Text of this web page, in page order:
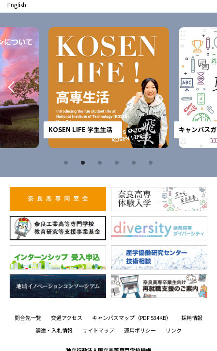
English
KOSEN LIFE 学生生活 キャンパス
問合先一覧 交通アクセス キャンパスマップ （PDF 534KB）
採用情報
調達・入札情報
サイトマップ 運用ポリシー リンク